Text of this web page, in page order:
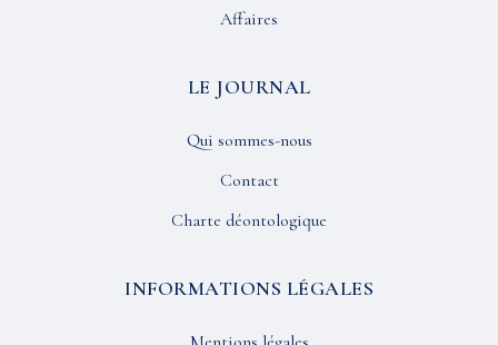
Affaires
LE JOURNAL
Qui sommes-nous
Contact
Charte déontologique
INFORMATIONS LÉGALES